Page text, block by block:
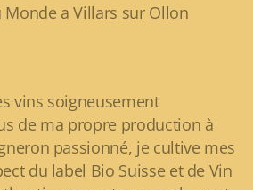
Monde a Villars sur Ollon
vins soigneusement
de ma propre production à
passionné, je cultive mes
du label Bio Suisse et de Vin